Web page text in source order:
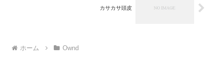
カサカサ頭皮
ホーム Ownd